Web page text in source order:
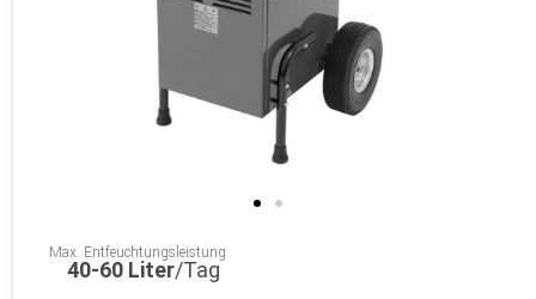
Max. Entfeuchtungsleistung
40-60 Liter/Tag